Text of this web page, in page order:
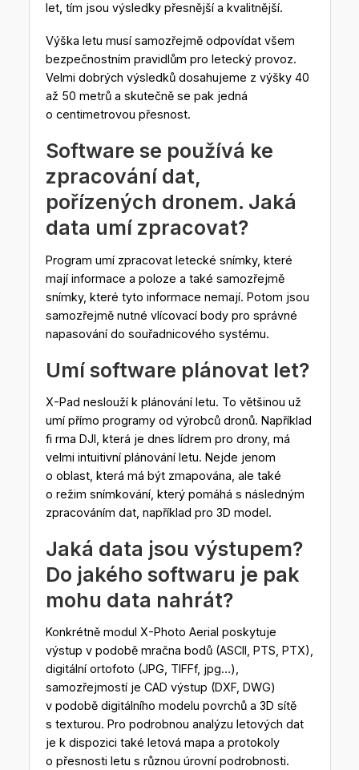
let, tím jsou výsledky přesnější a kvalitnější.
Výška letu musí samozřejmě odpovídat všem
bezpečnostním pravidlům pro letecký provoz.
Velmi dobrých výsledků dosahujeme z výšky 40
až 50 metrů a skutečně se pak jedná
o centimetrovou přesnost.
Software se používá ke
zpracování dat,
pořízených dronem. Jaká
data umí zpracovat?
Program umí zpracovat letecké snímky, které
mají informace a poloze a také samozřejmě
snímky, které tyto informace nemají. Potom jsou
samozřejmě nutné vlícovací body pro správné
napasování do souřadnicového systému.
Umí software plánovat let?
X-Pad neslouží k plánování letu. To většinou už
umí přímo programy od výrobců dronů. Například
fi rma DJI, která je dnes lídrem pro drony, má
velmi intuitivní plánování letu. Nejde jenom
o oblast, která má být zmapována, ale také
o režim snímkování, který pomáhá s následným
zpracováním dat, například pro 3D model.
Jaká data jsou výstupem?
Do jakého softwaru je pak
mohu data nahrát?
Konkrétně modul X-Photo Aerial poskytuje
výstup v podobě mračna bodů (ASCII, PTS, PTX),
digitální ortofoto (JPG, TIFFf, jpg…),
samozřejmostí je CAD výstup (DXF, DWG)
v podobě digitálního modelu povrchů a 3D sítě
s texturou. Pro podrobnou analýzu letových dat
je k dispozici také letová mapa a protokoly
o přesnosti letu s různou úrovní podrobnosti.